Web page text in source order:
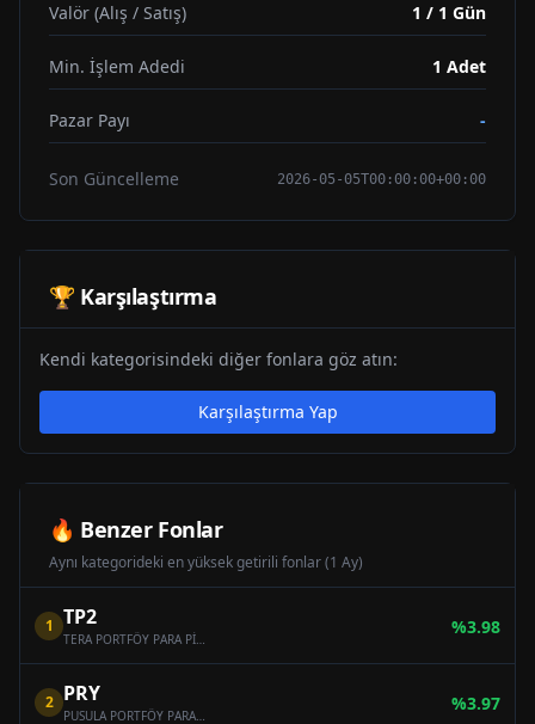
Valör (Alış / Satış) 1 / 1 Gün
Min. İşlem Adedi 1 Adet
Pazar Payı -
Son Güncelleme 2026-05-05T00:00:00+00:00
🏆 Karşılaştırma
Kendi kategorisindeki diğer fonlara göz atın:
Karşılaştırma Yap
🔥 Benzer Fonlar
Aynı kategorideki en yüksek getirili fonlar (1 Ay)
1 TP2
TERA PORTFÖY PARA PİYASASI (TL) FONU
%3.98
2 PRY
PUSULA PORTFÖY PARA PİYASASI (TL) FONU
%3.97